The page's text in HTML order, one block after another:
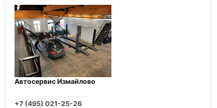
Автосервис Измайлово
+7 (495) 021-25-26